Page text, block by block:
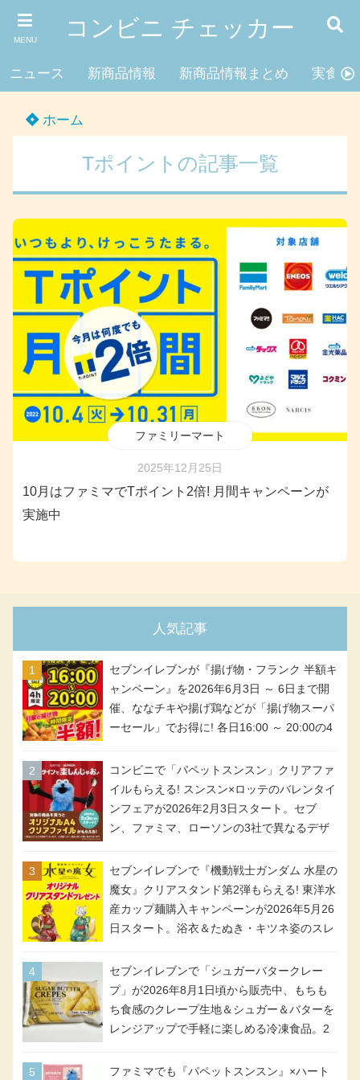
MENU コンビニ チェッカー
ニュース 新商品情報 新商品情報まとめ 実食レ
ホーム
Tポイントの記事一覧
ファミリーマート
2025年12月25日
10月はファミマでTポイント2倍! 月間キャンペーンが
実施中
人気記事
セブンイレブンが『揚げ物・フランク 半額キ
ャンペーン』を2026年6月3日 ～ 6日まで開
催、ななチキや揚げ鶏などが「揚げ物スーパ
ーセール」でお得に! 各日16:00 ～ 20:00の4
アメリカンドッグが税抜き69円!
コンビニで「パペットスンスン」クリアファ
イルもらえる! スンスン×ロッテのバレンタイ
ンフェアが2026年2月3日スタート。セブ
ン、ファミマ、ローソンの3社で異なるデザ
セブンイレブンで『機動戦士ガンダム 水星の
魔女』クリアスタンド第2弾もらえる! 東洋水
産カップ麺購入キャンペーンが2026年5月26
日スタート。浴衣＆たぬき・キツネ姿のスレ
号・5号) / シャディクが全6種のクリアスタ
ンドになって登場!
セブンイレブンで「シュガーバタークレー
プ」が2026年8月1日頃から販売中、もちも
ち食感のクレープ生地＆シュガー＆バターを
レンジアップで手軽に楽しめる冷凍食品。2
ファミマでも『パペットスンスン』×ハート